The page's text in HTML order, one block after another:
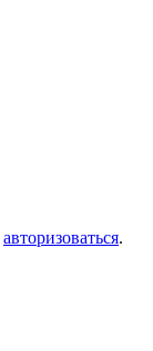
авторизоваться.